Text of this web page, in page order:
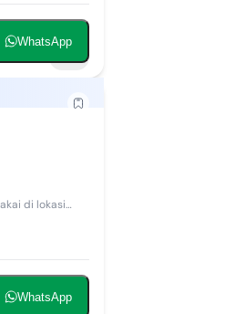
WhatsApp
WhatsApp